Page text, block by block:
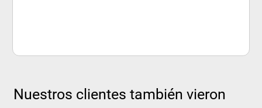
Nuestros clientes también vieron